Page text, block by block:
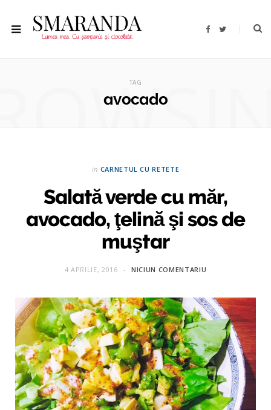
F
T
TAG
avocado
in CARNETUL CU RETETE
Salată verde cu măr,
avocado, ţelină şi sos de
muştar
4 APRILIE, 2016 NICIUN COMENTARIU